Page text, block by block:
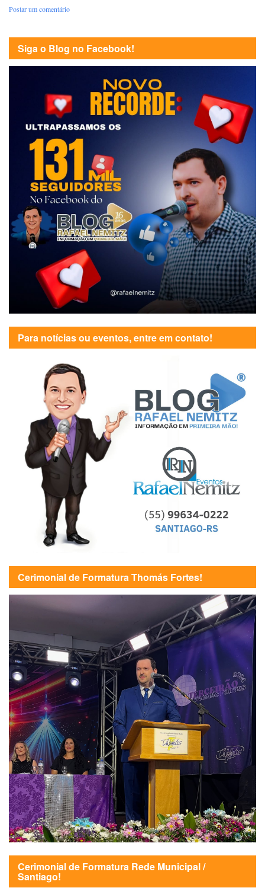
Postar um comentário
Siga o Blog no Facebook!
Para notícias ou eventos, entre em contato!
Cerimonial de Formatura Thomás Fortes!
Cerimonial de Formatura Rede Municipal /
Santiago!